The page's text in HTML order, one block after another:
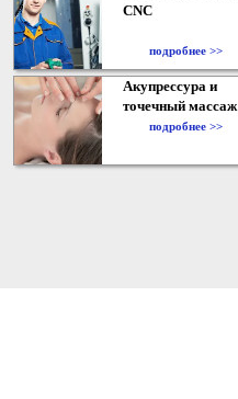
CNC
подробнее >>
Акупрессура и
точечный массаж
подробнее >>